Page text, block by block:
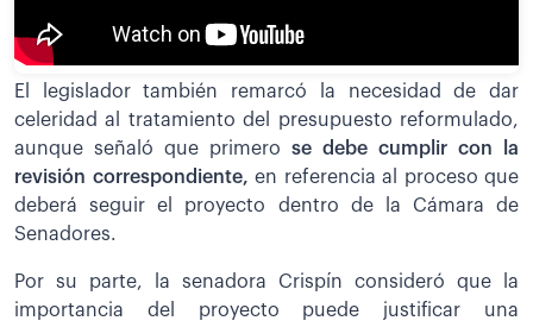
El legislador también remarcó la necesidad de dar
celeridad al tratamiento del presupuesto reformulado,
aunque señaló que primero se debe cumplir con la
revisión correspondiente, en referencia al proceso que
deberá seguir el proyecto dentro de la Cámara de
Senadores.
Por su parte, la senadora Crispín consideró que la
importancia del proyecto puede justificar una